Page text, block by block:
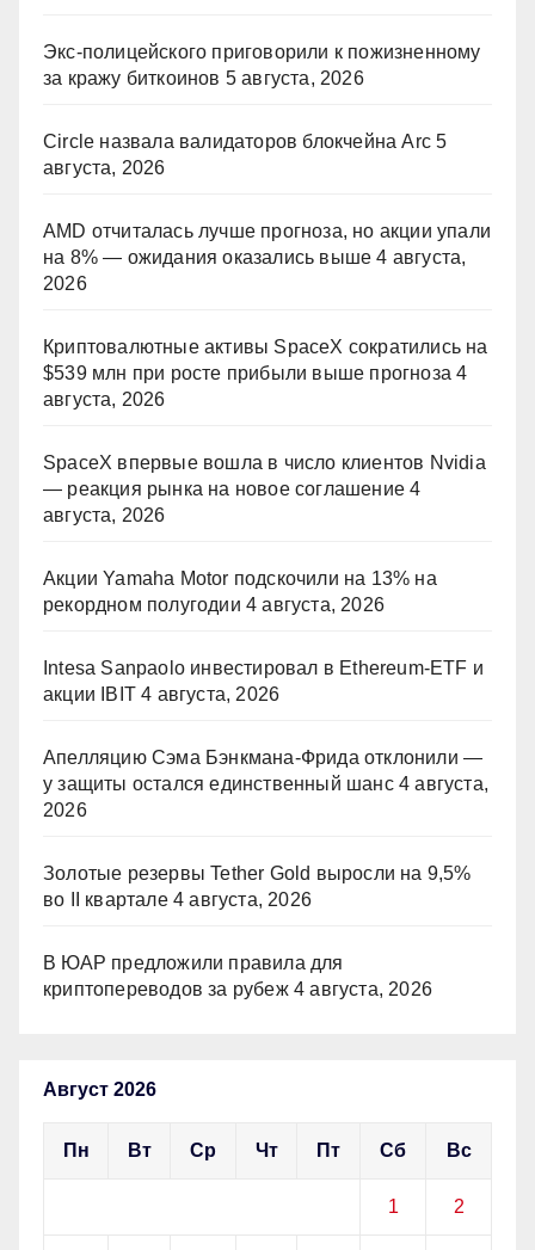
Экс-полицейского приговорили к пожизненному
за кражу биткоинов 5 августа, 2026
Circle назвала валидаторов блокчейна Arc 5
августа, 2026
AMD отчиталась лучше прогноза, но акции упали
на 8% — ожидания оказались выше 4 августа,
2026
Криптовалютные активы SpaceX сократились на
$539 млн при росте прибыли выше прогноза 4
августа, 2026
SpaceX впервые вошла в число клиентов Nvidia
— реакция рынка на новое соглашение 4
августа, 2026
Акции Yamaha Motor подскочили на 13% на
рекордном полугодии 4 августа, 2026
Intesa Sanpaolo инвестировал в Ethereum-ETF и
акции IBIT 4 августа, 2026
Апелляцию Сэма Бэнкмана-Фрида отклонили —
у защиты остался единственный шанс 4 августа,
2026
Золотые резервы Tether Gold выросли на 9,5%
во II квартале 4 августа, 2026
В ЮАР предложили правила для
криптопереводов за рубеж 4 августа, 2026
Август 2026
Пн Вт Ср Чт Пт Сб Вс
1 2